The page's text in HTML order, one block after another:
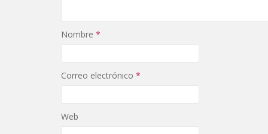
Nombre *
Correo electrónico *
Web